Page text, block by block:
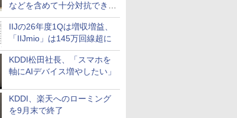
などを含めて十分対抗でき
る」
IIJの26年度1Qは増収増益、
「IIJmio」は145万回線超に
KDDI松田社長、「スマホを
軸にAIデバイス増やしたい」
KDDI、楽天へのローミング
を9月末で終了